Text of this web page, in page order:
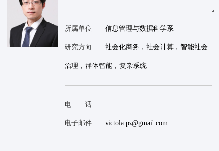
所属单位 信息管理与数据科学系
研究方向 社会化商务，社会计算，智能社会
治理，群体智能，复杂系统
电 话
电子邮件 victola.pz@gmail.com